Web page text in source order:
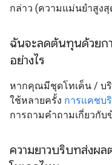
กล่าว (ความแม่นยำสูง
ฉันจะลดต้นทุนด้วยก
อย่างไร
หากคุณมีชุดโทเค็น / บ
ใช้หลายครั้ง การแคชบ
การถามคำถามเกี่ยวกั
ความยาวบริบทส่งผล